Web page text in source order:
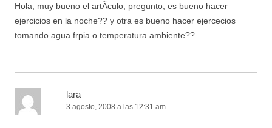
Hola, muy bueno el artÃ­culo, pregunto, es bueno hacer
ejercicios en la noche?? y otra es bueno hacer ejercecios
tomando agua frpia o temperatura ambiente??
lara
3 agosto, 2008 a las 12:31 am